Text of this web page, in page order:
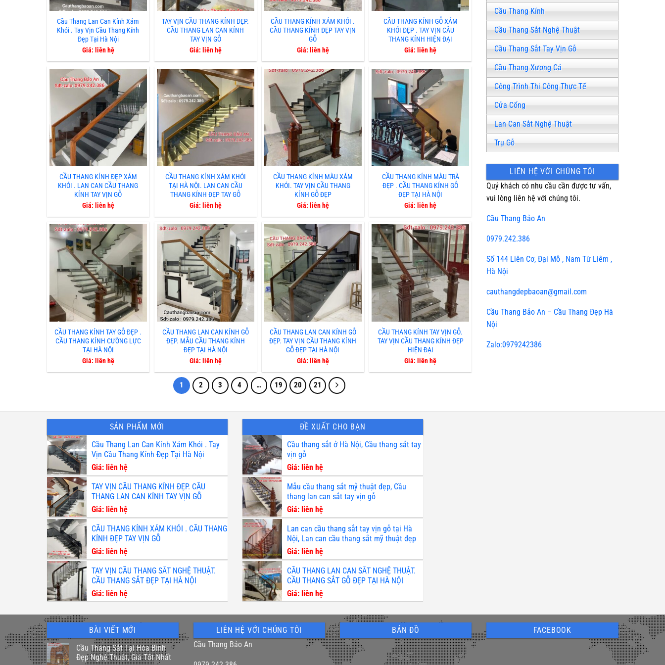
Cầu Thang Lan Can Kính Xám
Khói . Tay Vịn Cầu Thang Kính
Đẹp Tại Hà Nội
Giá: liên hệ
TAY VỊN CẦU THANG KÍNH ĐẸP.
CẦU THANG LAN CAN KÍNH
TAY VỊN GỖ
Giá: liên hệ
CẦU THANG KÍNH XÁM KHÓI .
CẦU THANG KÍNH ĐẸP TAY VỊN
GỖ
Giá: liên hệ
CẦU THANG KÍNH GỖ XÁM
KHÓI ĐẸP . TAY VỊN CẦU
THANG KÍNH HIỆN ĐẠI
Giá: liên hệ
CẦU THANG KÍNH ĐẸP XÁM
KHÓI . LAN CAN CẦU THANG
KÍNH TAY VỊN GỖ
Giá: liên hệ
CẦU THANG KÍNH XÁM KHÓI
TẠI HÀ NỘI. LAN CAN CẦU
THANG KÍNH ĐẸP TAY GỖ
Giá: liên hệ
CẦU THANG KÍNH MÀU XÁM
KHÓI. TAY VỊN CẦU THANG
KÍNH GỖ ĐẸP
Giá: liên hệ
CẦU THANG KÍNH MÀU TRÀ
ĐẸP . CẦU THANG KÍNH GỖ
ĐẸP TẠI HÀ NỘI
Giá: liên hệ
CẦU THANG KÍNH TAY GỖ ĐẸP .
CẦU THANG KÍNH CƯỜNG LỰC
TẠI HÀ NỘI
Giá: liên hệ
CẦU THANG LAN CAN KÍNH GỖ
ĐẸP. MẪU CẦU THANG KÍNH
ĐẸP TẠI HÀ NỘI
Giá: liên hệ
CẦU THANG LAN CAN KÍNH GỖ
ĐẸP. TAY VỊN CẦU THANG KÍNH
GỖ ĐẸP TẠI HÀ NỘI
Giá: liên hệ
CẦU THANG KÍNH TAY VỊN GỖ.
TAY VỊN CẦU THANG KÍNH ĐẸP
HIỆN ĐẠI
Giá: liên hệ
1 2 3 4 … 19 20 21
Cầu Thang Kính
Cầu Thang Sắt Nghệ Thuật
Cầu Thang Sắt Tay Vịn Gỗ
Cầu Thang Xương Cá
Công Trình Thi Công Thực Tế
Cửa Cổng
Lan Can Sắt Nghệ Thuật
Trụ Gỗ
LIÊN HỆ VỚI CHÚNG TÔI
Quý khách có nhu cầu cần được tư vấn,
vui lòng liên hệ với chúng tôi.
Cầu Thang Bảo An
0979.242.386
Số 144 Liên Cơ, Đại Mỗ , Nam Từ Liêm ,
Hà Nội
cauthangdepbaoan@gmail.com
Cầu Thang Bảo An – Cầu Thang Đẹp Hà
Nội
Zalo:0979242386
SẢN PHẨM MỚI
Cầu Thang Lan Can Kính Xám Khói . Tay
Vịn Cầu Thang Kính Đẹp Tại Hà Nội
Giá: liên hệ
TAY VỊN CẦU THANG KÍNH ĐẸP. CẦU
THANG LAN CAN KÍNH TAY VỊN GỖ
Giá: liên hệ
CẦU THANG KÍNH XÁM KHÓI . CẦU THANG
KÍNH ĐẸP TAY VỊN GỖ
Giá: liên hệ
TAY VỊN CẦU THANG SẮT NGHỆ THUẬT.
CẦU THANG SẮT ĐẸP TẠI HÀ NỘI
Giá: liên hệ
ĐỀ XUẤT CHO BẠN
Cầu thang sắt ở Hà Nội, Cầu thang sắt tay
vịn gỗ
Giá: liên hệ
Mẫu cầu thang sắt mỹ thuật đẹp, Cầu
thang lan can sắt tay vịn gỗ
Giá: liên hệ
Lan can cầu thang sắt tay vịn gỗ tại Hà
Nội, Lan can cầu thang sắt mỹ thuật đẹp
Giá: liên hệ
CẦU THANG LAN CAN SẮT NGHỆ THUẬT.
CẦU THANG SẮT GỖ ĐẸP TẠI HÀ NỘI
Giá: liên hệ
BÀI VIẾT MỚI
Cầu Thang Sắt Tại Hòa Bình
Đẹp Nghệ Thuật, Giá Tốt Nhất
LIÊN HỆ VỚI CHÚNG TÔI
Cầu Thang Bảo An
BẢN ĐỒ FACEBOOK